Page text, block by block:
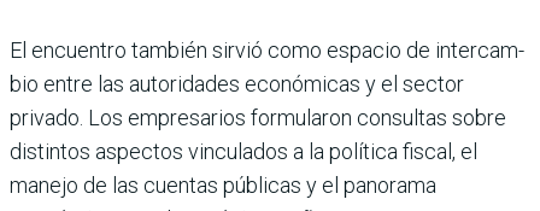
El encuentro también sirvió como espacio de intercam­
bio entre las autoridades eco­nómicas y el sector
privado. Los empresarios formula­ron consultas sobre
distin­tos aspectos vinculados a la política fiscal, el
manejo de las cuentas públicas y el panorama